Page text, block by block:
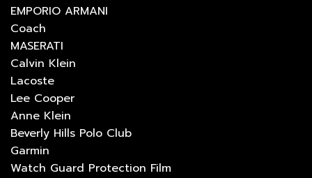
EMPORIO ARMANI
Coach
MASERATI
Calvin Klein
Lacoste
Lee Cooper
Anne Klein
Beverly Hills Polo Club
Garmin
Watch Guard Protection Film